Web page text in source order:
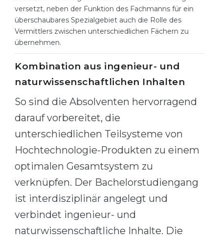
PROFESSIONS
Fields of Study
Sample Vacancies
Holland Test
Interest Map Test
RIASEC Test
Successat
100%
Our students successfully enroll in
Medicine
Engineering
Russia
Ukraine
Kazakhstan
Azerbaijan
Armenia
Belarus
Other Country
versetzt, neben der Funktion des Fachmanns für ein
überschaubares Spezialgebiet auch die Rolle des
Vermittlers zwischen unterschiedlichen Fächern zu
übernehmen.
Kombination aus ingenieur- und
naturwissenschaftlichen Inhalten
So sind die Absolventen hervorragend
darauf vorbereitet, die
unterschiedlichen Teilsysteme von
Hochtechnologie-Produkten zu einem
optimalen Gesamtsystem zu
verknüpfen. Der Bachelorstudiengang
ist interdisziplinär angelegt und
verbindet ingenieur- und
naturwissenschaftliche Inhalte. Die